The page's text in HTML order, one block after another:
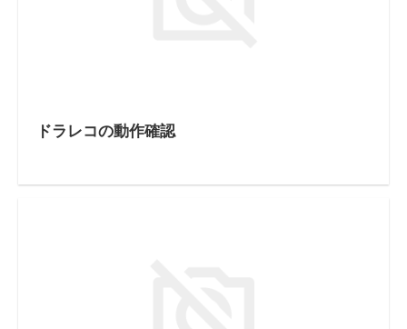
ドラレコの動作確認